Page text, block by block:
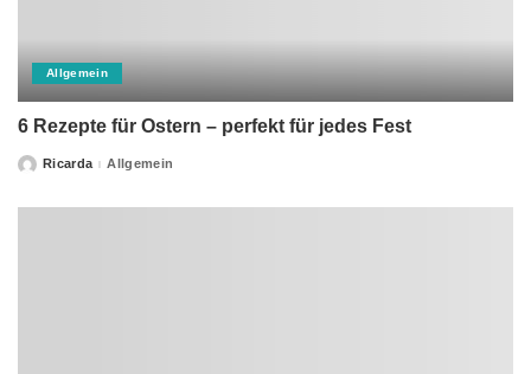
Allgemein
6 Rezepte für Ostern – perfekt für jedes Fest
PostedRicarda Allgemein